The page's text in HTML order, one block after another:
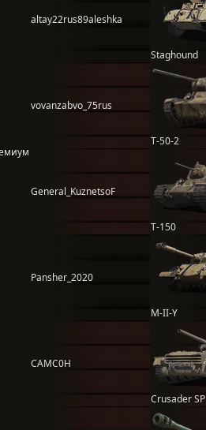
altay22rus89aleshka
Staghound
vovanzabvo_75rus
Т-50-2
General_KuznetsoF
Т-150
Pansher_2020
M-II-Y
CAMC0H
Crusader SP